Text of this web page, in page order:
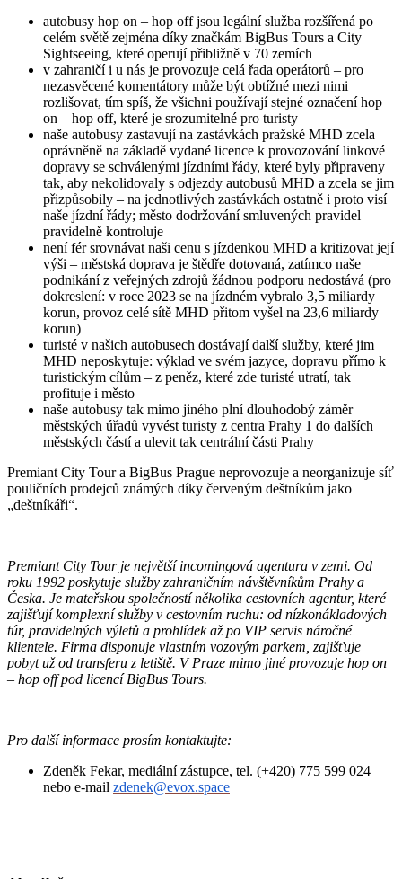
autobusy hop on – hop off jsou legální služba rozšířená po
celém světě zejména díky značkám BigBus Tours a City
Sightseeing, které operují přibližně v 70 zemích
v zahraničí i u nás je provozuje celá řada operátorů ‒ pro
nezasvěcené komentátory může být obtížné mezi nimi
rozlišovat, tím spíš, že všichni používají stejné označení hop
on – hop off, které je srozumitelné pro turisty
naše autobusy zastavují na zastávkách pražské MHD zcela
oprávněně na základě vydané licence k provozování linkové
dopravy se schválenými jízdními řády, které byly připraveny
tak, aby nekolidovaly s odjezdy autobusů MHD a zcela se jim
přizpůsobily ‒ na jednotlivých zastávkách ostatně i proto visí
naše jízdní řády; město dodržování smluvených pravidel
pravidelně kontroluje
není fér srovnávat naši cenu s jízdenkou MHD a kritizovat její
výši ‒ městská doprava je štědře dotovaná, zatímco naše
podnikání z veřejných zdrojů žádnou podporu nedostává (pro
dokreslení: v roce 2023 se na jízdném vybralo 3,5 miliardy
korun, provoz celé sítě MHD přitom vyšel na 23,6 miliardy
korun)
turisté v našich autobusech dostávají další služby, které jim
MHD neposkytuje: výklad ve svém jazyce, dopravu přímo k
turistickým cílům ‒ z peněz, které zde turisté utratí, tak
profituje i město
naše autobusy tak mimo jiného plní dlouhodobý záměr
městských úřadů vyvést turisty z centra Prahy 1 do dalších
městských částí a ulevit tak centrální části Prahy
Premiant City Tour a BigBus Prague neprovozuje a neorganizuje síť
pouličních prodejců známých díky červeným deštníkům jako
„deštníkáři“.
Premiant City Tour je největší incomingová agentura v zemi. Od
roku 1992 poskytuje služby zahraničním návštěvníkům Prahy a
Česka. Je mateřskou společností několika cestovních agentur, které
zajišťují komplexní služby v cestovním ruchu: od nízkonákladových
túr, pravidelných výletů a prohlídek až po VIP servis náročné
klientele. Firma disponuje vlastním vozovým parkem, zajišťuje
pobyt už od transferu z letiště. V Praze mimo jiné provozuje hop on
– hop off pod licencí BigBus Tours.
Pro další informace prosím kontaktujte:
Zdeněk Fekar, mediální zástupce, tel. (+420) 775 599 024
nebo e-mail zdenek@evox.space